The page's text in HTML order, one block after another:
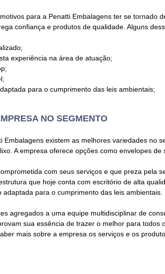
para a Penatti Embalagens ter se tornado
confiança e produtos de qualidade. Alguns
experiência na área de atuação;
para o cumprimento das leis ambientais;
NO SEGMENTO
Embalagens existem as melhores variedades no
. A empresa oferece opções como envelopes
com seus serviços e que preza pela
que hoje conta com escritório de alta
adaptada para o cumprimento das leis ambientais.
agregados a uma equipe multidisciplinar de
sua essência de trazer o melhor para todos
mais sobre a empresa os serviços e os